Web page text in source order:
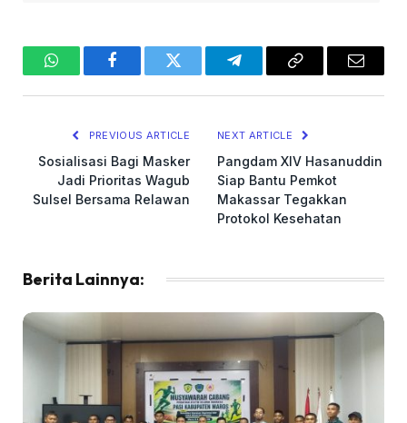
WhatsAppFacebookTwitter TelegramCopy
Email
PREVIOUS ARTICLE
Sosialisasi Bagi Masker
Jadi Prioritas Wagub
Sulsel Bersama Relawan
NEXT ARTICLE
Pangdam XIV Hasanuddin
Siap Bantu Pemkot
Makassar Tegakkan
Protokol Kesehatan
Berita Lainnya: